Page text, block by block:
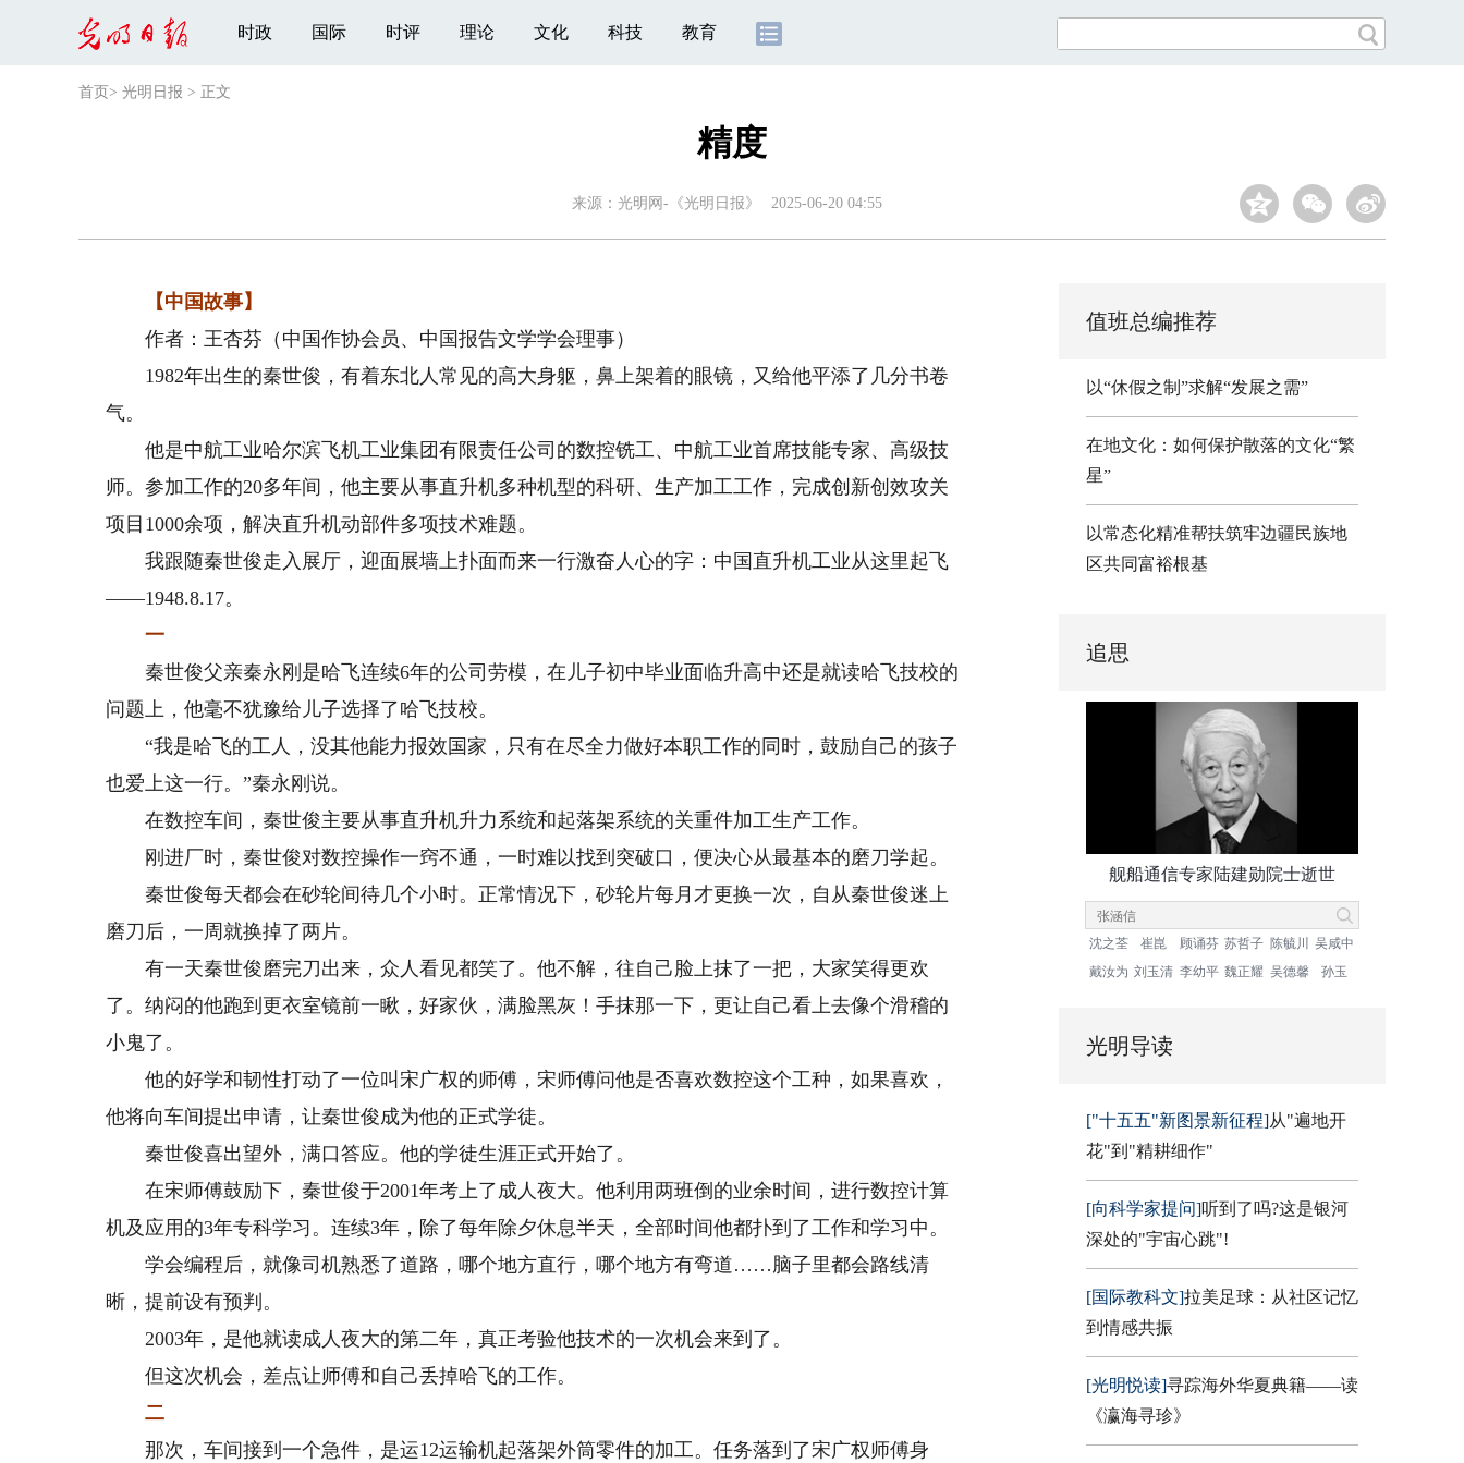
时政 国际 时评 理论 文化 科技 教育
首页 > 光明日报 > 正文
精度
来源： 光明网-《光明日报》 2025-06-20 04:55
【中国故事】
作者：王杏芬（中国作协会员、中国报告文学学会理事）
1982年出生的秦世俊，有着东北人常见的高大身躯，鼻上架着的眼镜，又给他平添了几分书卷
气。
他是中航工业哈尔滨飞机工业集团有限责任公司的数控铣工、中航工业首席技能专家、高级技
师。参加工作的20多年间，他主要从事直升机多种机型的科研、生产加工工作，完成创新创效攻关
项目1000余项，解决直升机动部件多项技术难题。
我跟随秦世俊走入展厅，迎面展墙上扑面而来一行激奋人心的字：中国直升机工业从这里起飞
——1948.8.17。
一
秦世俊父亲秦永刚是哈飞连续6年的公司劳模，在儿子初中毕业面临升高中还是就读哈飞技校的
问题上，他毫不犹豫给儿子选择了哈飞技校。
“我是哈飞的工人，没其他能力报效国家，只有在尽全力做好本职工作的同时，鼓励自己的孩子
也爱上这一行。”秦永刚说。
在数控车间，秦世俊主要从事直升机升力系统和起落架系统的关重件加工生产工作。
刚进厂时，秦世俊对数控操作一窍不通，一时难以找到突破口，便决心从最基本的磨刀学起。
秦世俊每天都会在砂轮间待几个小时。正常情况下，砂轮片每月才更换一次，自从秦世俊迷上
磨刀后，一周就换掉了两片。
有一天秦世俊磨完刀出来，众人看见都笑了。他不解，往自己脸上抹了一把，大家笑得更欢
了。纳闷的他跑到更衣室镜前一瞅，好家伙，满脸黑灰！手抹那一下，更让自己看上去像个滑稽的
小鬼了。
他的好学和韧性打动了一位叫宋广权的师傅，宋师傅问他是否喜欢数控这个工种，如果喜欢，
他将向车间提出申请，让秦世俊成为他的正式学徒。
秦世俊喜出望外，满口答应。他的学徒生涯正式开始了。
在宋师傅鼓励下，秦世俊于2001年考上了成人夜大。他利用两班倒的业余时间，进行数控计算
机及应用的3年专科学习。连续3年，除了每年除夕休息半天，全部时间他都扑到了工作和学习中。
学会编程后，就像司机熟悉了道路，哪个地方直行，哪个地方有弯道……脑子里都会路线清
晰，提前设有预判。
2003年，是他就读成人夜大的第二年，真正考验他技术的一次机会来到了。
但这次机会，差点让师傅和自己丢掉哈飞的工作。
二
那次，车间接到一个急件，是运12运输机起落架外筒零件的加工。任务落到了宋广权师傅身
值班总编推荐
以“休假之制”求解“发展之需”
在地文化：如何保护散落的文化“繁
星”
以常态化精准帮扶筑牢边疆民族地
区共同富裕根基
追思
舰船通信专家陆建勋院士逝世
沈之荃 崔崑 顾诵芬 苏哲子 陈毓川
吴咸中
戴汝为 刘玉清 李幼平 魏正耀 吴德馨 孙玉
光明导读
["十五五"新图景新征程]从"遍地开
花"到"精耕细作"
[向科学家提问]听到了吗?这是银河
深处的"宇宙心跳"!
[国际教科文]拉美足球：从社区记忆
到情感共振
[光明悦读]寻踪海外华夏典籍——读
《瀛海寻珍》